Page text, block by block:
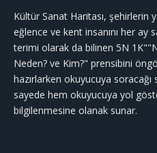
Kültür Sanat Haritası, şehirlerin
eğlence ve kent insanını her ay
terimi olarak da bilinen 5N
Neden? ve Kim?" prensibini
hazırlarken okuyucuya soracağı
sayede hem okuyucuya yol
bilgilenmesine olanak sunar.